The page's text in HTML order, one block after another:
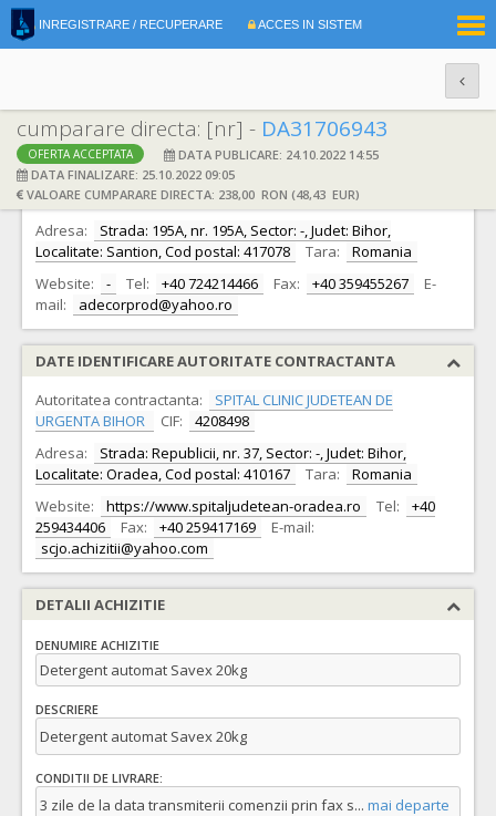
INREGISTRARE / RECUPERARE ACCES IN SISTEM
cumparare directa: [nr] - DA31706943
OFERTA ACCEPTATA
DATA PUBLICARE: 24.10.2022 14:55
DATA FINALIZARE: 25.10.2022 09:05
VALOARE CUMPARARE DIRECTA: 238,00 RON (48,43 EUR)
DATE IDENTIFICARE OFERTANT
Ofertant: S.C. ADECOR PROD S.R.L. CIF: 28493251
Adresa:
Strada: 195A, nr. 195A, Sector: -, Judet: Bihor,
Localitate: Santion, Cod postal: 417078
Tara:
Romania
Website:
- Tel: +40 724214466 Fax: +40 359455267
E-
mail:
adecorprod@yahoo.ro
DATE IDENTIFICARE AUTORITATE CONTRACTANTA
Autoritatea contractanta:
SPITAL CLINIC JUDETEAN DE
URGENTA BIHOR
CIF:
4208498
Adresa:
Strada: Republicii, nr. 37, Sector: -, Judet: Bihor,
Localitate: Oradea, Cod postal: 410167
Tara:
Romania
Website:
https://www.spitaljudetean-oradea.ro Tel:
+40
259434406
Fax: +40 259417169
E-mail:
scjo.achizitii@yahoo.com
DETALII ACHIZITIE
DENUMIRE ACHIZITIE
Detergent automat Savex 20kg
DESCRIERE
Detergent automat Savex 20kg
CONDITII DE LIVRARE:
3 zile de la data transmiterii comenzii prin fax s... mai departe